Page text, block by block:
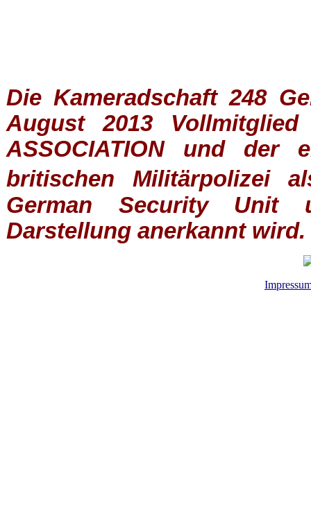
Die Kameradschaft 248
August 2013
ASSOCIATIONund der
britischen
Militärpolizei
German Security Unit
Darstellung anerkannt wird.